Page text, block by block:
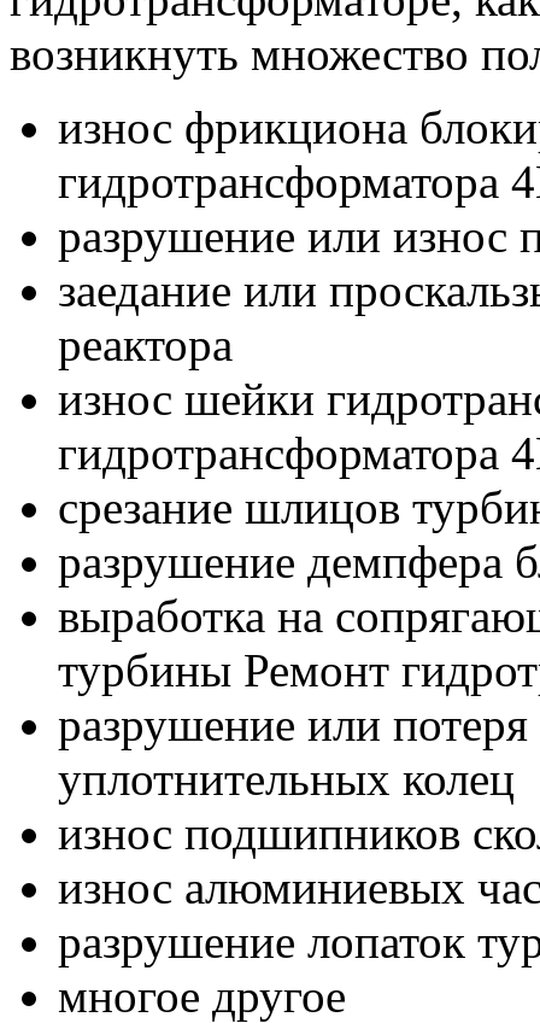
возникнуть множество
износ фрикциона
гидротрансформатора
разрушение или износ
заедание или
реактора
износ шейки
гидротрансформатора
срезание шлицов
разрушение демпфера
выработка на
турбины Ремонт
разрушение или
уплотнительных колец
износ подшипников
износ алюминиевых
разрушение лопаток
многое другое